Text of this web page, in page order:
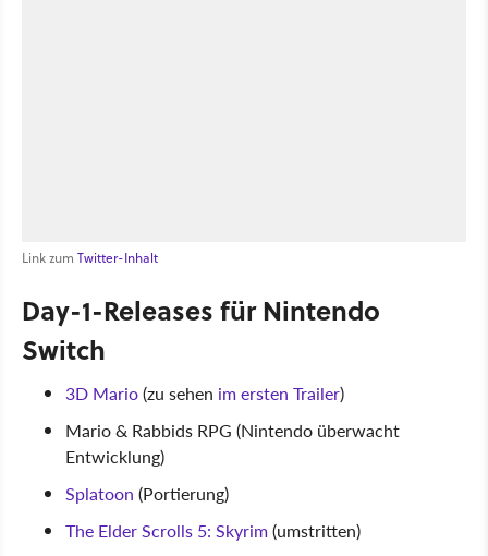
Link zum Twitter-Inhalt
Day-1-Releases für Nintendo
Switch
3D Mario(zu sehen im ersten Trailer)
Mario & Rabbids RPG (Nintendo überwacht
Entwicklung)
Splatoon (Portierung)
The Elder Scrolls 5: Skyrim(umstritten)